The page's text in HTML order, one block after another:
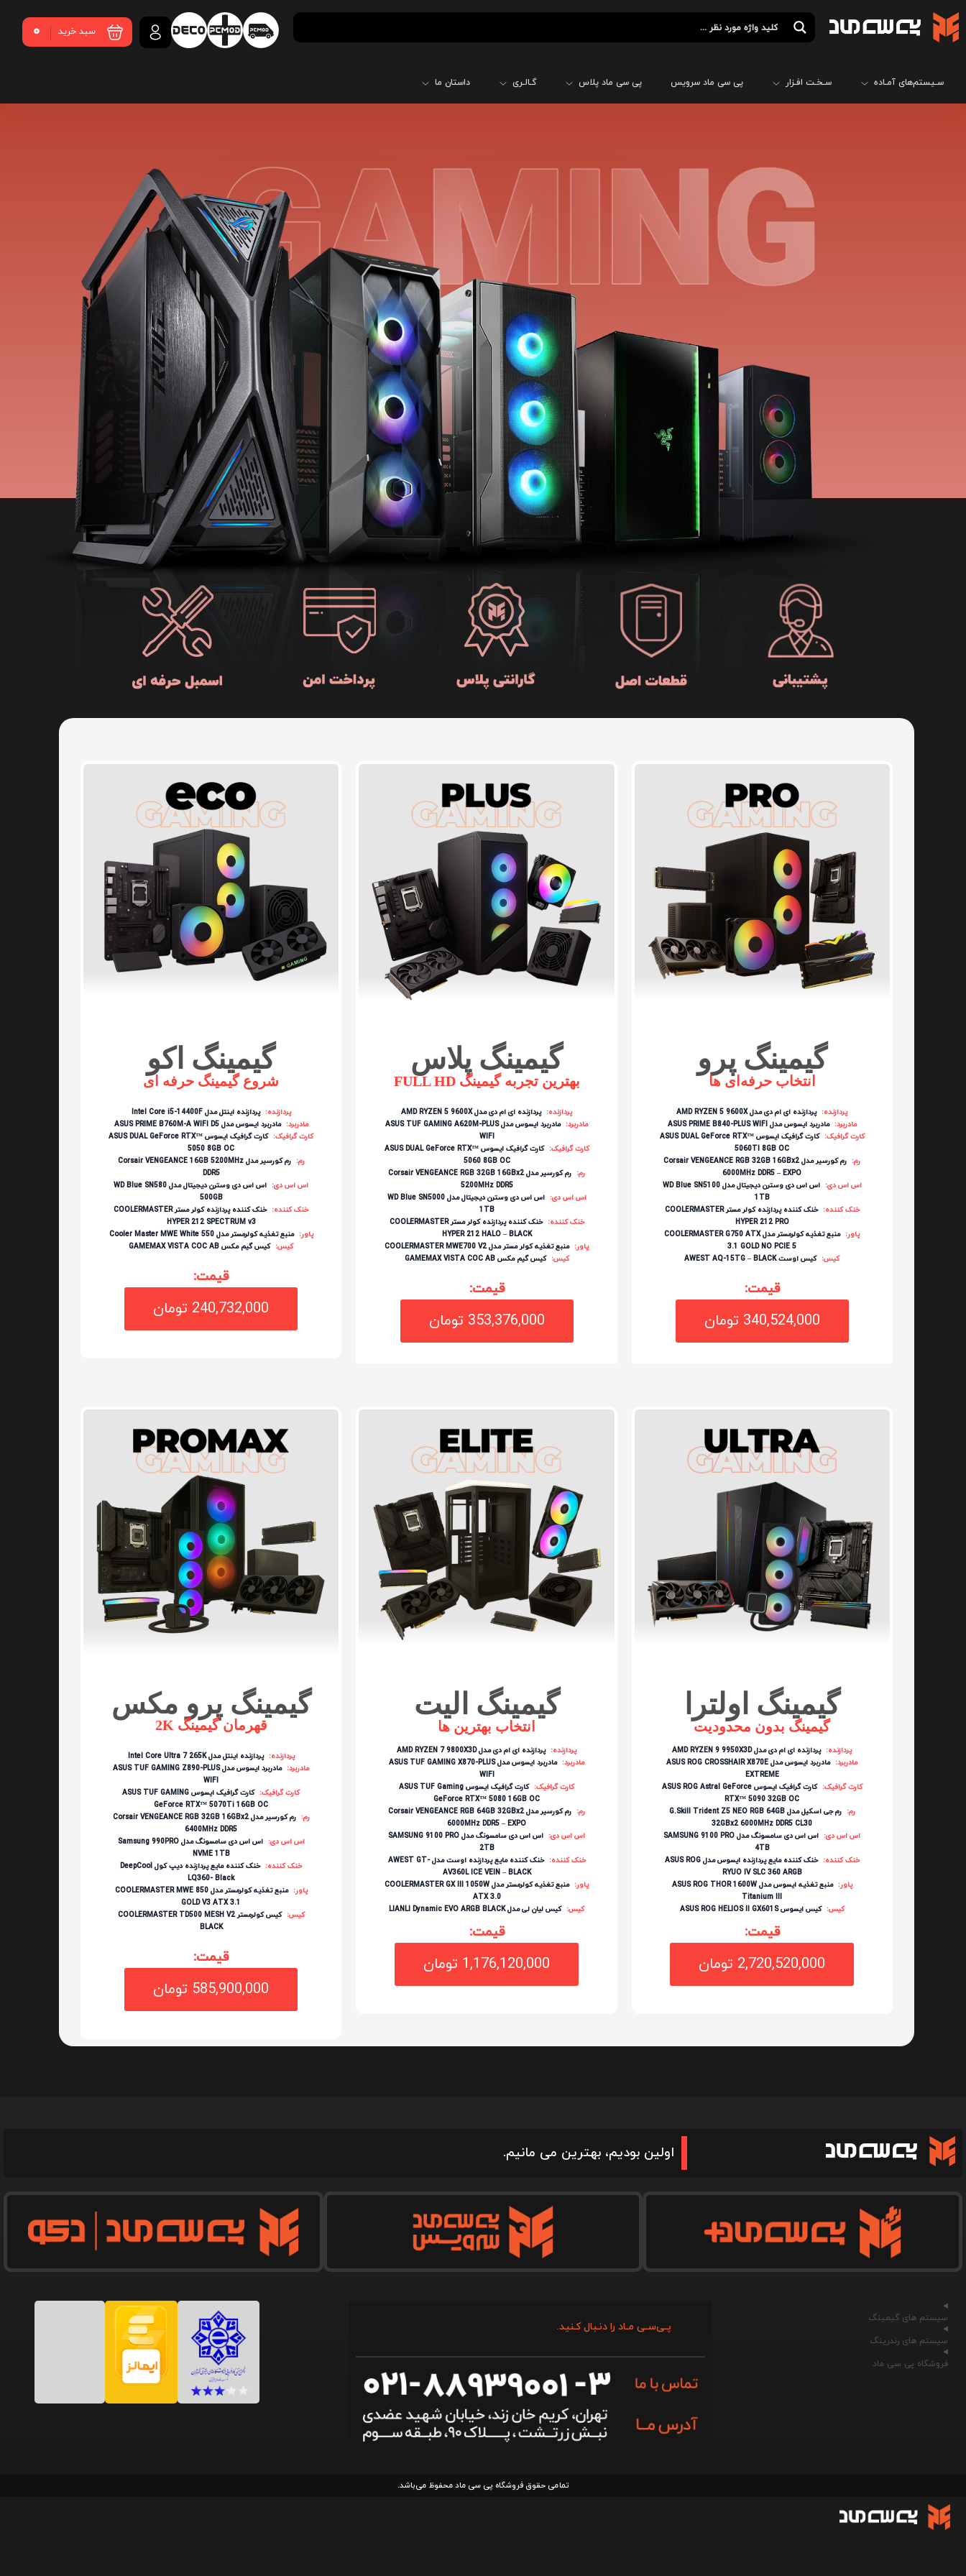
سبد خرید 0
سـیستم‌های آمـاده سـخـت افـزار پی سی ماد سرویس پی سی ماد پلاس گـالـری داستان ما
گیمینگ پرو
انتخاب حرفه‌ای ها
پردازنده: پردازنده ای ام دی مدل AMD RYZEN 5 9600X
مادربرد: مادربرد ایسوس مدل ASUS PRIME B840-PLUS WIFI
کارت گرافیک:
کارت گرافیک ایسوس ASUS DUAL GeForce RTX™
5060TI 8GB OC
رم:
رم کورسیر مدل Corsair VENGEANCE RGB 32GB 16GBx2
6000MHz DDR5 – EXPO
اس اس دی:
اس اس دی وسترن دیجیتال مدل WD Blue SN5100
1TB
خنک کننده:
خنک کننده پردازنده کولر مستر COOLERMASTER
HYPER 212 PRO
پاور:
منبع تغذیه کولرمستر مدل COOLERMASTER G750 ATX
3.1 GOLD NO PCIE 5
کیس: کیس اوست AWEST AQ-15TG – BLACK
قیمت:
340,524,000 تومان
گیمینگ پلاس
بهترین تجربه گیمینگ FULL HD
پردازنده: پردازنده ای ام دی مدل AMD RYZEN 5 9600X
مادربرد:
مادربرد ایسوس مدل ASUS TUF GAMING A620M-PLUS
WIFI
کارت گرافیک:
کارت گرافیک ایسوس ASUS DUAL GeForce RTX™
5060 8GB OC
رم:
رم کورسیر مدل Corsair VENGEANCE RGB 32GB 16GBx2
5200MHz DDR5
اس اس دی:
اس اس دی وسترن دیجیتال مدل WD Blue SN5000
1TB
خنک کننده:
خنک کننده پردازنده کولر مستر COOLERMASTER
HYPER 212 HALO – BLACK
پاور: منبع تغذیه کولر مستر مدل COOLERMASTER MWE700 V2
کیس: کیس گیم مکس GAMEMAX VISTA COC AB
قیمت:
353,376,000 تومان
گیمینگ اکو
شروع گیمینگ حرفه ای
پردازنده: پردازنده اینتل مدل Intel Core i5-14400F
مادربرد: مادربرد ایسوس مدل ASUS PRIME B760M-A WIFI D5
کارت گرافیک:
کارت گرافیک ایسوس ASUS DUAL GeForce RTX™
5050 8GB OC
رم:
رم کورسیر مدل Corsair VENGEANCE 16GB 5200MHz
DDR5
اس اس دی:
اس اس دی وسترن دیجیتال مدل WD Blue SN580
500GB
خنک کننده:
خنک کننده پردازنده کولر مستر COOLERMASTER
HYPER 212 SPECTRUM v3
پاور: منبع تغذیه کولرمستر مدل Cooler Master MWE White 550
کیس: کیس گیم مکس GAMEMAX VISTA COC AB
قیمت:
240,732,000 تومان
گیمینگ اولترا
گیمینگ بدون محدودیت
پردازنده: پردازنده ای ام دی مدل AMD RYZEN 9 9950X3D
مادربرد:
مادربرد ایسوس مدل ASUS ROG CROSSHAIR X870E
EXTREME
کارت گرافیک:
کارت گرافیک ایسوس ASUS ROG Astral GeForce
RTX™ 5090 32GB OC
رم:
رم جی اسکیل مدل G.Skill Trident Z5 NEO RGB 64GB
32GBx2 6000MHz DDR5 CL30
اس اس دی:
اس اس دی سامسونگ مدل SAMSUNG 9100 PRO
4TB
خنک کننده:
خنک کننده مایع پردازنده ایسوس مدل ASUS ROG
RYUO IV SLC 360 ARGB
پاور:
منبع تغذیه ایسوس مدل ASUS ROG THOR 1600W
Titanium III
کیس: کیس ایسوس ASUS ROG HELIOS II GX601S
قیمت:
2,720,520,000 تومان
گیمینگ الیت
انتخاب بهترین ها
پردازنده: پردازنده ای ام دی مدل AMD RYZEN 7 9800X3D
مادربرد:
مادربرد ایسوس مدل ASUS TUF GAMING X870-PLUS
WIFI
کارت گرافیک:
کارت گرافیک ایسوس ASUS TUF Gaming
GeForce RTX™ 5080 16GB OC
رم:
رم کورسیر مدل Corsair VENGEANCE RGB 64GB 32GBx2
6000MHz DDR5 – EXPO
اس اس دی:
اس اس دی سامسونگ مدل SAMSUNG 9100 PRO
2TB
خنک کننده:
خنک کننده مایع پردازنده اوست مدل AWEST GT-
AV360L ICE VEIN – BLACK
پاور:
منبع تغذیه کولرمستر مدل COOLERMASTER GX III 1050W
ATX 3.0
کیس: کیس لیان لی مدل LIANLI Dynamic EVO ARGB BLACK
قیمت:
1,176,120,000 تومان
گیمینگ پرو مکس
قهرمان گیمینگ 2K
پردازنده: پردازنده اینتل مدل Intel Core Ultra 7 265K
مادربرد:
مادربرد ایسوس مدل ASUS TUF GAMING Z890-PLUS
WIFI
کارت گرافیک:
کارت گرافیک ایسوس ASUS TUF GAMING
GeForce RTX™ 5070Ti 16GB OC
رم:
رم کورسیر مدل Corsair VENGEANCE RGB 32GB 16GBx2
6400MHz DDR5
اس اس دی:
اس اس دی سامسونگ مدل Samsung 990PRO
NVME 1TB
خنک کننده:
خنک کننده مایع پردازنده دیپ کول DeepCool
LQ360- Black
پاور:
منبع تغذیه کولرمستر مدل COOLERMASTER MWE 850
GOLD V3 ATX 3.1
کیس:
کیس کولرمستر COOLERMASTER TD500 MESH V2
BLACK
قیمت:
585,900,000 تومان
اولین بودیم، بهترین می مانیم.
سیستم های گیمینگ
سیستم های رندرینگ
فروشگاه پی سی ماد
پـی‌سـی مـاد را دنـبال کـنید.
تمامی حقوق فروشگاه پی سی ماد محفوظ می‌باشد.